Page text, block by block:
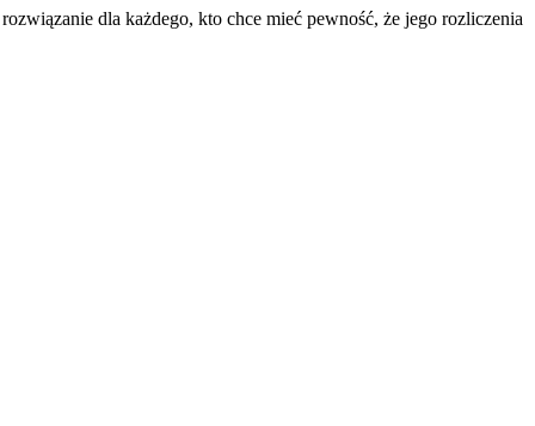
dla każdego, kto chce mieć pewność, że jego rozliczenia